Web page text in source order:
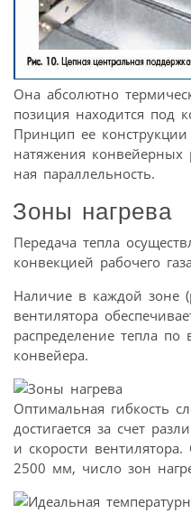
Она абсолютно
позиция находится под
Принцип ее
натяжения конвейерных
ная параллельность.
Зоны нагрева
Передача тепла
конвекцией рабочего
Наличие в каждой зоне
вентилятора
распределение тепла
конвейера.
Оптимальная гибкость
достигается за счет
и скорости
2500 мм, число зон